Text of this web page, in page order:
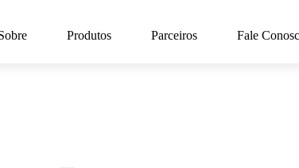
Produtos Parceiros Fale